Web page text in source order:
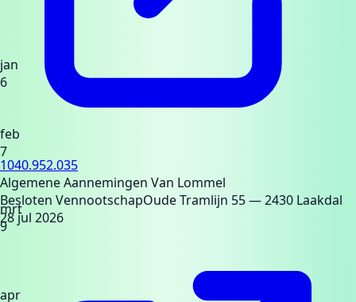
jan
6
feb
7
mrt
9
apr
1040.952.035
Algemene Aannemingen Van Lommel
Besloten VennootschapOude Tramlijn 55— 2430 Laakdal
28 jul 2026